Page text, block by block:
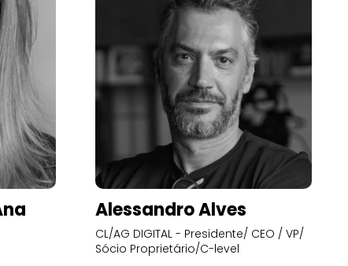
Alessandro Alves
CL/AG DIGITAL - Presidente/ CEO / VP/
Sócio Proprietário/C-level